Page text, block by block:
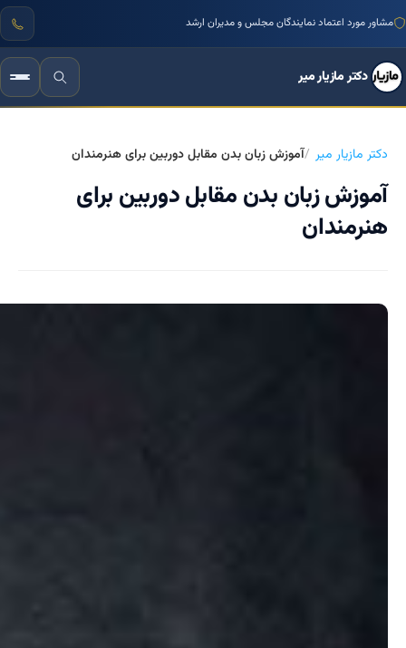
مشاور مورد اعتماد نمایندگان مجلس و مدیران ارشد
دکتر مازیار میر
دکتر مازیار میر آموزش زبان بدن مقابل دوربین برای هنرمندان
آموزش زبان بدن مقابل دوربین برای
هنرمندان